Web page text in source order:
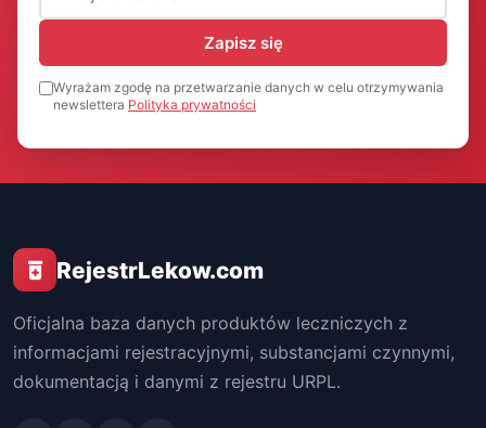
Zapisz się
Wyrażam zgodę na przetwarzanie danych w celu otrzymywania
newslettera Polityka prywatności
RejestrLekow.com
Oficjalna baza danych produktów leczniczych z
informacjami rejestracyjnymi, substancjami czynnymi,
dokumentacją i danymi z rejestru URPL.